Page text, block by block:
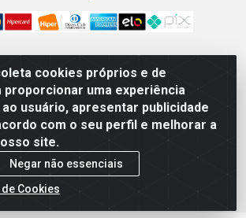
cookies próprios e de
uma experiência
usuário, apresentar publicidade
com o seu perfil e melhorar a
site.
Negar não essenciais
Cookies
- Quadra Asr Ne 55 (412 Norte), Alameda
Norte, Palmas/TO - CEP 77.006-540 -
CNPJ 05.922.500/0001-02